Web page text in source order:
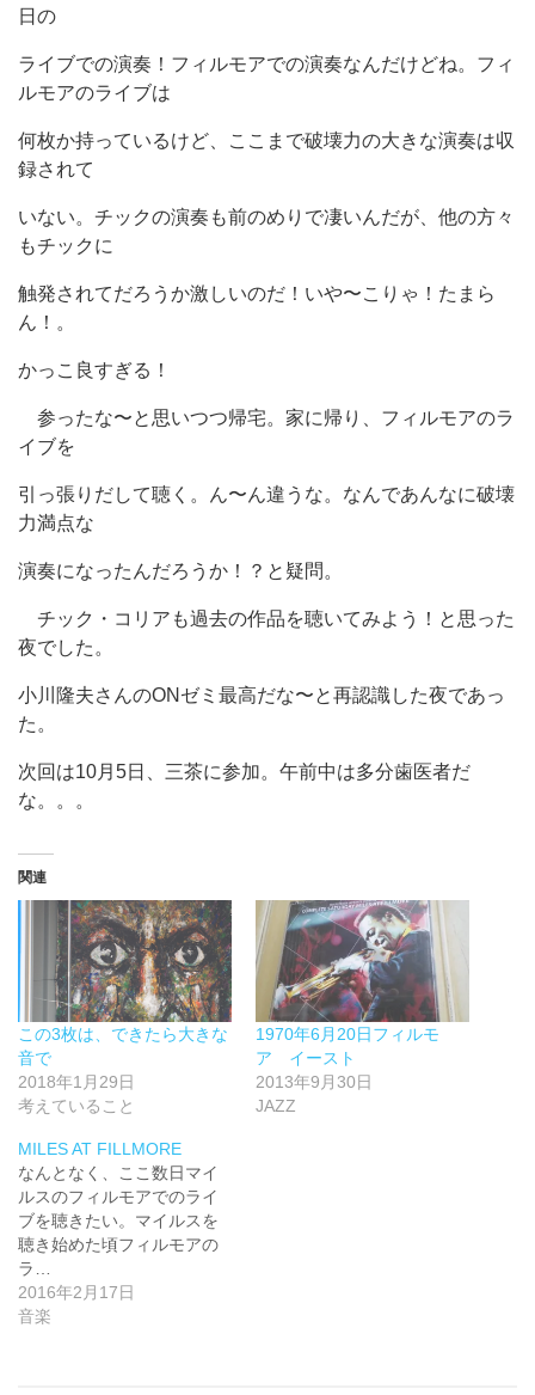
日の
ライブでの演奏！フィルモアでの演奏なんだけどね。フィ
ルモアのライブは
何枚か持っているけど、ここまで破壊力の大きな演奏は収
録されて
いない。チックの演奏も前のめりで凄いんだが、他の方々
もチックに
触発されてだろうか激しいのだ！いや〜こりゃ！たまら
ん！。
かっこ良すぎる！
参ったな〜と思いつつ帰宅。家に帰り、フィルモアのラ
イブを
引っ張りだして聴く。ん〜ん違うな。なんであんなに破壊
力満点な
演奏になったんだろうか！？と疑問。
チック・コリアも過去の作品を聴いてみよう！と思った
夜でした。
小川隆夫さんのONゼミ最高だな〜と再認識した夜であっ
た。
次回は10月5日、三茶に参加。午前中は多分歯医者だ
な。。。
関連
この3枚は、できたら大きな
音で
2018年1月29日
考えていること
1970年6月20日フィルモ
ア イースト
2013年9月30日
JAZZ
MILES AT FILLMORE
なんとなく、ここ数日マイ
ルスのフィルモアでのライ
ブを聴きたい。マイルスを
聴き始めた頃フィルモアの
ラ…
2016年2月17日
音楽